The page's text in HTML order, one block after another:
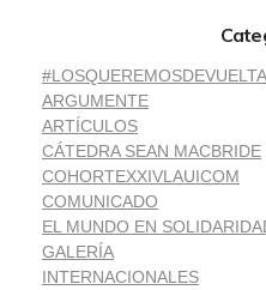
#LOSQUEREMOSDEVUELTA
ARGUMENTE
ARTÍCULOS
CÁTEDRA SEAN MACBRIDE
COHORTEXXIVLAUICOM
COMUNICADO
EL MUNDO EN
GALERÍA
INTERNACIONALES